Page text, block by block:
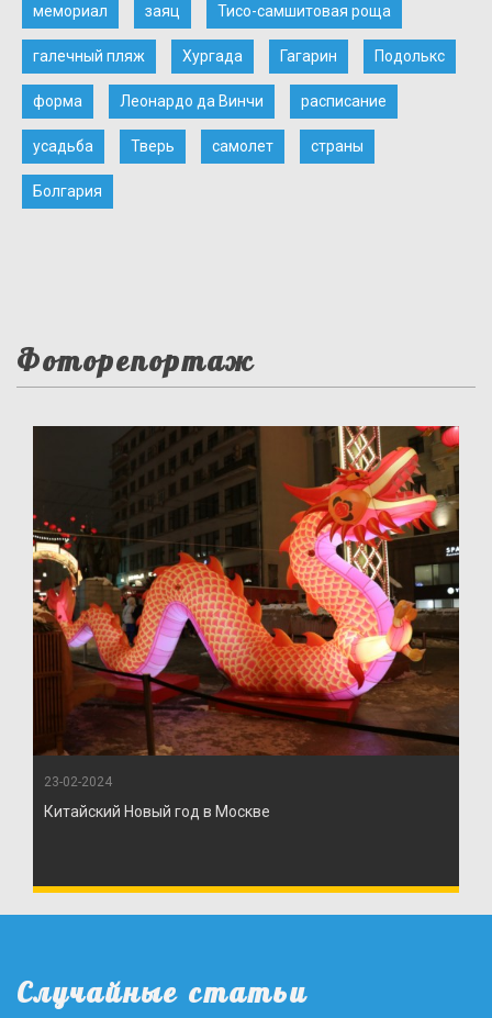
мемориал заяц Тисо-самшитовая роща
галечный пляж Хургада Гагарин Подолькс
форма Леонардо да Винчи расписание
усадьба Тверь самолет страны
Болгария
Фоторепортаж
23-02-2024
Китайский Новый год в Москве
Случайные статьи